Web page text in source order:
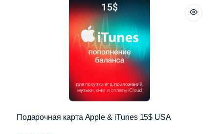
Подарочная карта Apple & iTunes 15$ USA